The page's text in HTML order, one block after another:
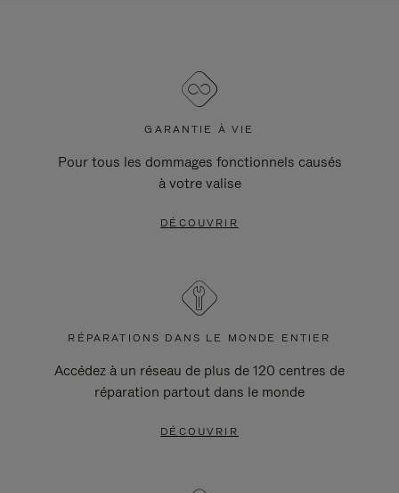
GARANTIE À VIE
Pour tous les dommages fonctionnels causés
à votre valise
DÉCOUVRIR
RÉPARATIONS DANS LE MONDE ENTIER
Accédez à un réseau de plus de 120 centres de
réparation partout dans le monde
DÉCOUVRIR